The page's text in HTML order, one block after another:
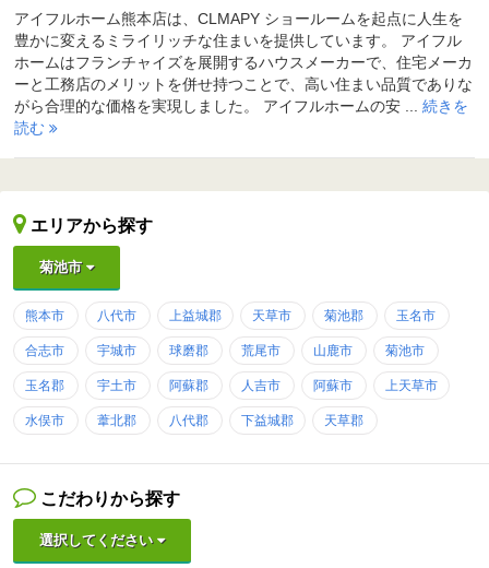
アイフルホーム熊本店は、CLMAPY ショールームを起点に人生を
豊かに変えるミライリッチな住まいを提供しています。 アイフル
ホームはフランチャイズを展開するハウスメーカーで、住宅メーカ
ーと工務店のメリットを併せ持つことで、高い住まい品質でありな
がら合理的な価格を実現しました。 アイフルホームの安 ... 続きを
読む
エリアから探す
菊池市
熊本市 八代市 上益城郡 天草市 菊池郡 玉名市
合志市 宇城市 球磨郡 荒尾市 山鹿市 菊池市
玉名郡 宇土市 阿蘇郡 人吉市 阿蘇市 上天草市
水俣市 葦北郡 八代郡 下益城郡 天草郡
こだわりから探す
選択してください